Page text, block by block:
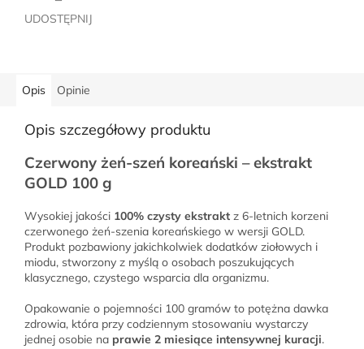
UDOSTĘPNIJ
Opis Opinie
Opis szczegółowy produktu
Czerwony żeń-szeń koreański – ekstrakt
GOLD 100 g
Wysokiej jakości 100% czysty ekstrakt z 6-letnich korzeni
czerwonego żeń-szenia koreańskiego w wersji GOLD.
Produkt pozbawiony jakichkolwiek dodatków ziołowych i
miodu, stworzony z myślą o osobach poszukujących
klasycznego, czystego wsparcia dla organizmu.
Opakowanie o pojemności 100 gramów to potężna dawka
zdrowia, która przy codziennym stosowaniu wystarczy
jednej osobie na prawie 2 miesiące intensywnej kuracji.